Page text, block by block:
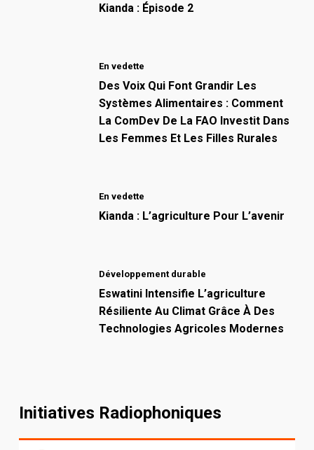
Kianda : Épisode 2
En vedette
Des Voix Qui Font Grandir Les
Systèmes Alimentaires : Comment
La ComDev De La FAO Investit Dans
Les Femmes Et Les Filles Rurales
En vedette
Kianda : L’agriculture Pour L’avenir
Développement durable
Eswatini Intensifie L’agriculture
Résiliente Au Climat Grâce À Des
Technologies Agricoles Modernes
Initiatives Radiophoniques